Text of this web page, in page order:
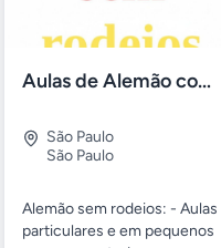
Aulas de Alemão com Professor Nativo
São Paulo
São Paulo
Alemão sem rodeios: - Aulas
particulares e em pequenos